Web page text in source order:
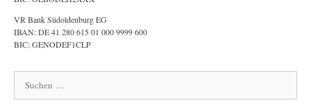
VR Bank Südoldenburg EG
IBAN: DE 41 280 615 01 000 9999 600
BIC: GENODEF1CLP
nach: